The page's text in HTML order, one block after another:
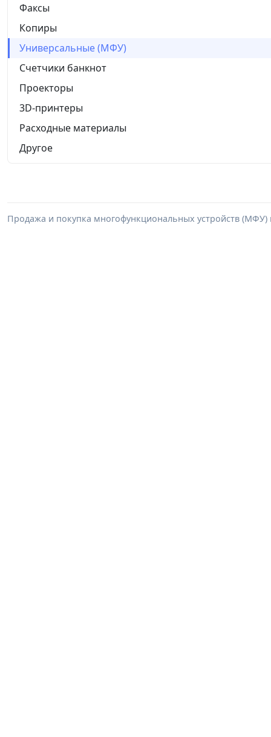
Факсы
Копиры
Универсальные (МФУ)
Счетчики банкнот
Проекторы
3D-принтеры
Расходные материалы
Другое
Продажа и покупка многофункциональных устройств